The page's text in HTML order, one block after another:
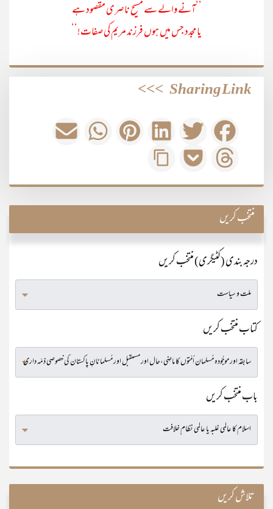
’’آنے والے سے مسیح ناصری مقصود ہے
یا مجدد جس میں ہوں فرزند مریم کی صفات!‘‘
Sharing Link
>>>
منتخب کریں
درجہ بندی (کٹیگری) منتخب کریں
کتاب منتخب کریں
باب منتخب کریں
تلاش کریں